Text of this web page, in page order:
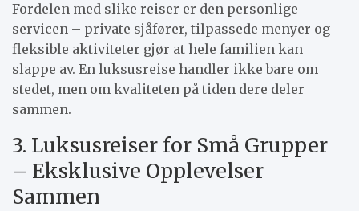
Fordelen med slike reiser er den personlige
servicen – private sjåfører, tilpassede menyer og
fleksible aktiviteter gjør at hele familien kan
slappe av. En luksusreise handler ikke bare om
stedet, men om kvaliteten på tiden dere deler
sammen.
3. Luksusreiser for Små Grupper
– Eksklusive Opplevelser
Sammen